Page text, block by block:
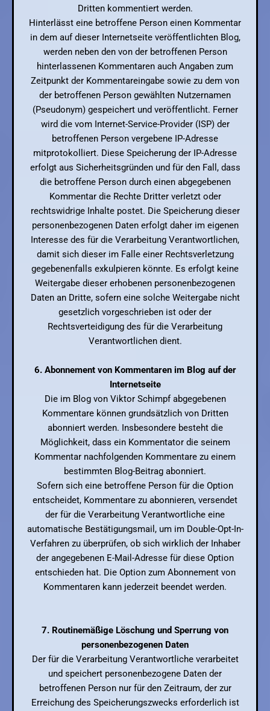
Dritten kommentiert werden.
Hinterlässt eine betroffene Person einen Kommentar
in dem auf dieser Internetseite veröffentlichten Blog,
werden neben den von der betroffenen Person
hinterlassenen Kommentaren auch Angaben zum
Zeitpunkt der Kommentareingabe sowie zu dem von
der betroffenen Person gewählten Nutzernamen
(Pseudonym) gespeichert und veröffentlicht. Ferner
wird die vom Internet-Service-Provider (ISP) der
betroffenen Person vergebene IP-Adresse
mitprotokolliert. Diese Speicherung der IP-Adresse
erfolgt aus Sicherheitsgründen und für den Fall, dass
die betroffene Person durch einen abgegebenen
Kommentar die Rechte Dritter verletzt oder
rechtswidrige Inhalte postet. Die Speicherung dieser
personenbezogenen Daten erfolgt daher im eigenen
Interesse des für die Verarbeitung Verantwortlichen,
damit sich dieser im Falle einer Rechtsverletzung
gegebenenfalls exkulpieren könnte. Es erfolgt keine
Weitergabe dieser erhobenen personenbezogenen
Daten an Dritte, sofern eine solche Weitergabe nicht
gesetzlich vorgeschrieben ist oder der
Rechtsverteidigung des für die Verarbeitung
Verantwortlichen dient.
6. Abonnement von Kommentaren im Blog auf der
Internetseite
Die im Blog von Viktor Schimpf abgegebenen
Kommentare können grundsätzlich von Dritten
abonniert werden. Insbesondere besteht die
Möglichkeit, dass ein Kommentator die seinem
Kommentar nachfolgenden Kommentare zu einem
bestimmten Blog-Beitrag abonniert.
Sofern sich eine betroffene Person für die Option
entscheidet, Kommentare zu abonnieren, versendet
der für die Verarbeitung Verantwortliche eine
automatische Bestätigungsmail, um im Double-Opt-In-
Verfahren zu überprüfen, ob sich wirklich der Inhaber
der angegebenen E-Mail-Adresse für diese Option
entschieden hat. Die Option zum Abonnement von
Kommentaren kann jederzeit beendet werden.
7. Routinemäßige Löschung und Sperrung von
personenbezogenen Daten
Der für die Verarbeitung Verantwortliche verarbeitet
und speichert personenbezogene Daten der
betroffenen Person nur für den Zeitraum, der zur
Erreichung des Speicherungszwecks erforderlich ist